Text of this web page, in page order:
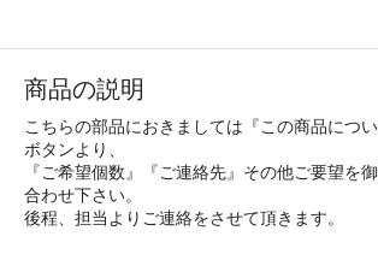
商品の説明
こちらの部品におきましては『この商品につい
ボタンより、
『ご希望個数』『ご連絡先』その他ご要望を
合わせ下さい。
後程、担当よりご連絡をさせて頂きます。